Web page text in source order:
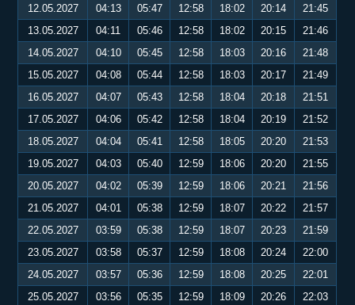
12.05.2027
04:13 05:47 12:58 18:02 20:14
21:45
13.05.2027
04:11 05:46 12:58 18:02 20:15
21:46
14.05.2027
04:10 05:45 12:58 18:03 20:16
21:48
15.05.2027
04:08 05:44 12:58 18:03 20:17
21:49
16.05.2027
04:07 05:43 12:58 18:04 20:18
21:51
17.05.2027
04:06 05:42 12:58 18:04 20:19
21:52
18.05.2027
04:04 05:41 12:58 18:05 20:20
21:53
19.05.2027
04:03 05:40 12:59 18:06 20:20
21:55
20.05.2027
04:02 05:39 12:59 18:06 20:21
21:56
21.05.2027
04:01 05:38 12:59 18:07 20:22
21:57
22.05.2027
03:59 05:38 12:59 18:07 20:23
21:59
23.05.2027
03:58 05:37 12:59 18:08 20:24
22:00
24.05.2027
03:57 05:36 12:59 18:08 20:25
22:01
25.05.2027
03:56 05:35 12:59 18:09 20:26
22:03